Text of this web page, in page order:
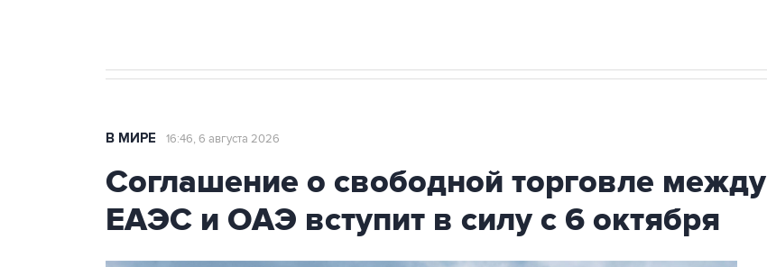
В МИРЕ 16:46, 6 августа 2026
Соглашение о свободной торговле между
ЕАЭС и ОАЭ вступит в силу с 6 октября